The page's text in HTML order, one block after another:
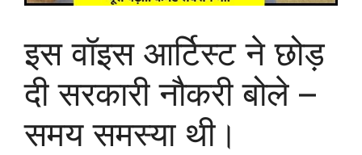
इस वॉइस आर्टिस्ट ने छोड़
दी सरकारी नौकरी बोले –
समय समस्या थी।